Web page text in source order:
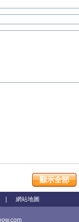
顯示全部
網站地圖